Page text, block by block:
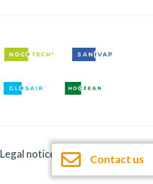
Legal notices -Documentation
Contact us